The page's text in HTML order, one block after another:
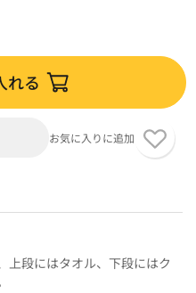
れる
お気に入りに追加
上段にはタオル、下段にはク